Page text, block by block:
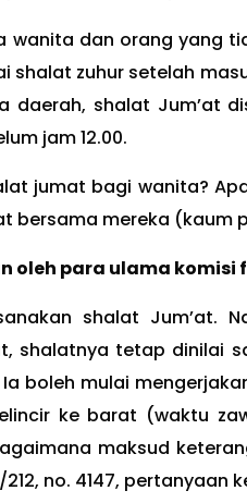
wanita dan orang yang
shalat zuhur setelah
daerah, shalat Jum’at
jam 12.00.
jumat bagi wanita?
bersama mereka (kaum
oleh para ulama komisi
shalat Jum’at.
shalatnya tetap dinilai
boleh mulai
ke barat (waktu
maksud
no. 4147, pertanyaan